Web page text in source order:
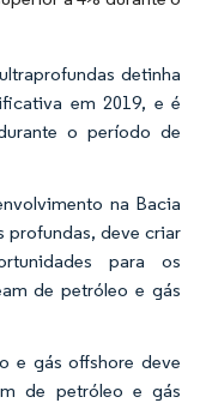
detinha
em 2019, e é
o período de
na Bacia
profundas, deve criar
para os
de petróleo e gás
e gás offshore deve
de petróleo e gás